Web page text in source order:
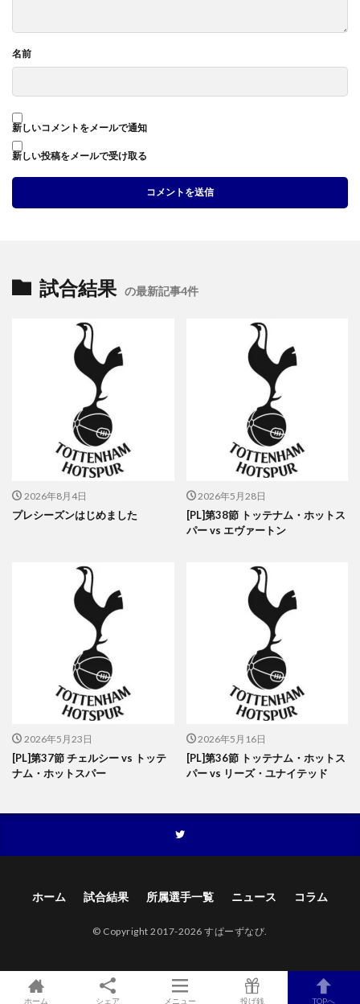
名前
新しいコメントをメールで通知
新しい投稿をメールで受け取る
試合結果 の最新記事4件
2026年8月4日
プレシーズンはじめました
2026年5月28日
[PL]第38節 トッテナム・ホットス
パー vs エヴァートン
2026年5月23日
[PL]第37節 チェルシー vs トッテ
ナム・ホットスパー
2026年5月16日
[PL]第36節 トッテナム・ホットス
パー vs リーズ・ユナイテッド
ホーム 試合結果 所属選手一覧 ニュース コラム
© Copyright 2017-2026 すぱーずなび.
ホーム シェア メニュー 投げ銭 TOPへ